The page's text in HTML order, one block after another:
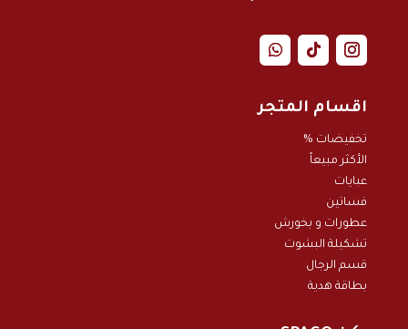
اقسام المتجر
تخفيضات %
الأكثر مبيعاً
عبايات
فساتين
عطورات و بخورش
تشكيلة البشوت
قسم الرجال
بطاقة هدية